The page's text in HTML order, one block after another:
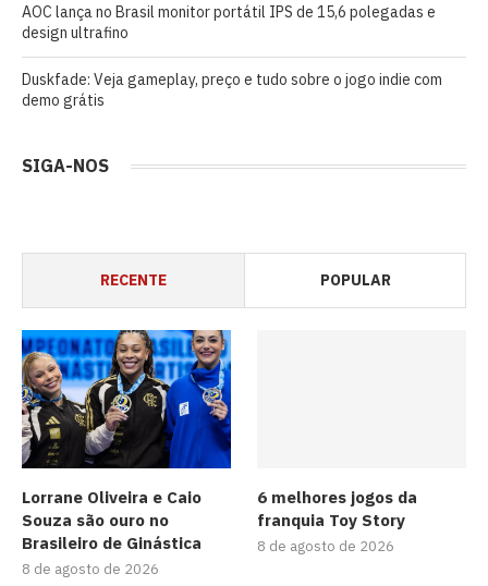
AOC lança no Brasil monitor portátil IPS de 15,6 polegadas e
design ultrafino
Duskfade: Veja gameplay, preço e tudo sobre o jogo indie com
demo grátis
SIGA-NOS
RECENTE POPULAR
Lorrane Oliveira e Caio
Souza são ouro no
Brasileiro de Ginástica
8 de agosto de 2026
6 melhores jogos da
franquia Toy Story
8 de agosto de 2026